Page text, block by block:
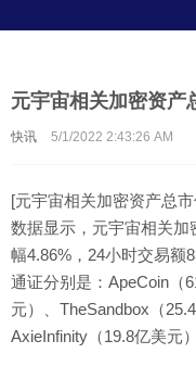
元宇宙相关加密资产
快讯 5/1/2022 2:43:26 AM
[元宇宙相关加密资产总
数据显示，元宇宙相关加
幅4.86%，24小时交易额
通证分别是：ApeCoin（
元）、TheSandbox（
AxieInfinity（19.8亿美元）